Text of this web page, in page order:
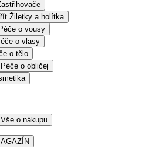
Žiletky a holítka
Péče o vousy
o vlasy
o tělo
Péče o obličej
Vše o nákupu